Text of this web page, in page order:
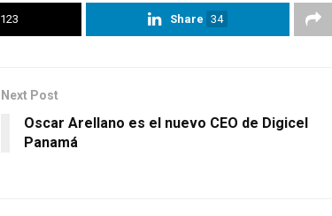
123 Share 34
Next Post
Oscar Arellano es el nuevo CEO de Digicel
Panamá